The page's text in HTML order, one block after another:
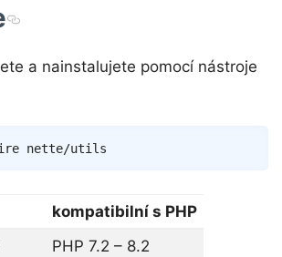
a nainstalujete pomocí nástroje
kompatibilní s PHP
PHP 7.2 – 8.2